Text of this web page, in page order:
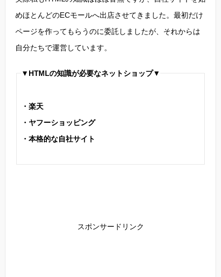
めほとんどのECモールへ出店させてきました。最初だけ
ページを作ってもらうのに委託しましたが、それからは
自分たちで運営しています。
▼HTMLの知識が必要なネットショップ▼
・楽天
・ヤフーショッピング
・本格的な自社サイト
スポンサードリンク